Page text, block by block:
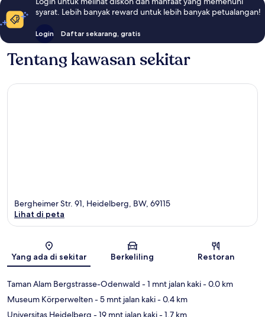
syarat. Lebih banyak reward untuk lebih banyak petualangan!
Login Daftar sekarang, gratis
Tentang kawasan sekitar
Peta
Bergheimer Str. 91, Heidelberg, BW, 69115
Lihat di peta
Yang ada di sekitar Berkeliling Restoran
Taman Alam Bergstrasse-Odenwald - 1 mnt jalan kaki- 0.0 km
Museum Körperwelten- 5 mnt jalan kaki- 0.4 km
Universitas Heidelberg - 19 mnt jalan kaki- 1.7 km